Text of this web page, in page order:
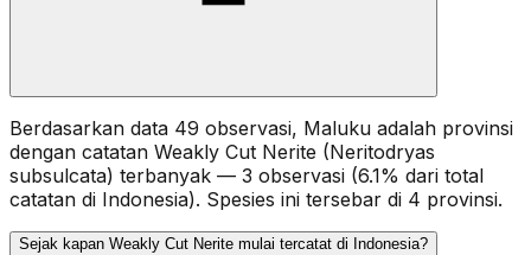
Berdasarkan data 49 observasi, Maluku adalah provinsi
dengan catatan Weakly Cut Nerite (Neritodryas
subsulcata) terbanyak — 3 observasi (6.1% dari total
catatan di Indonesia). Spesies ini tersebar di 4 provinsi.
Sejak kapan Weakly Cut Nerite mulai tercatat di Indonesia?